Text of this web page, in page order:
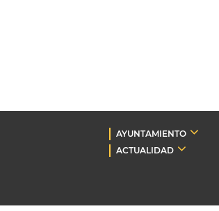
AYUNTAMIENTO
ACTUALIDAD